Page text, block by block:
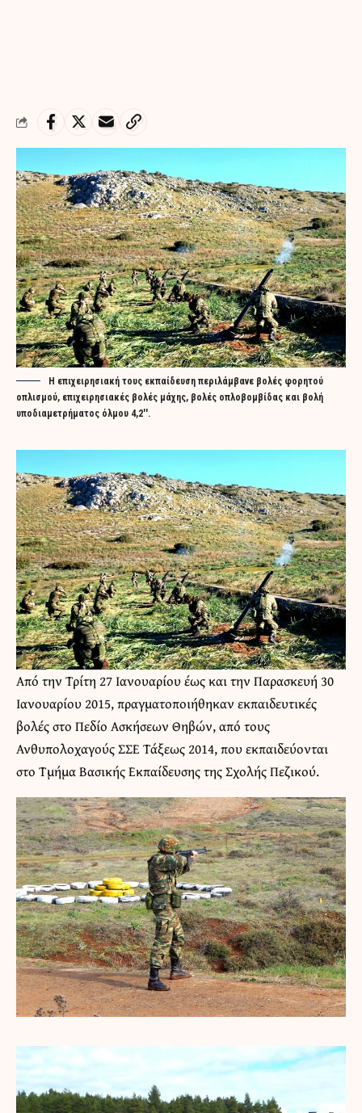
Η επιχειρησιακή τους εκπαίδευση περιλάμβανε βολές φορητού
οπλισμού, επιχειρησιακές βολές μάχης, βολές οπλοβομβίδας και βολή
υποδιαμετρήματος όλμου 4,2''.
Από την Τρίτη 27 Ιανουαρίου έως και την Παρασκευή 30
Ιανουαρίου 2015, πραγματοποιήθηκαν εκπαιδευτικές
βολές στο Πεδίο Ασκήσεων Θηβών, από τους
Ανθυπολοχαγούς ΣΣΕ Τάξεως 2014, που εκπαιδεύονται
στο Τμήμα Βασικής Εκπαίδευσης της Σχολής Πεζικού.